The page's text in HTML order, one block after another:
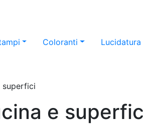
Coloranti
superfici
e